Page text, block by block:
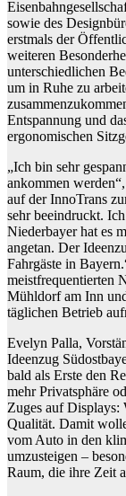
sowie des
erstmals der
weiteren
unterschiedlichen
um in Ruhe zu
Entspannung und
ergonomischen
„Ich bin sehr
ankommen
auf der InnoTrans
sehr beeindruckt.
Niederbayer hat es
angetan. Der
Fahrgäste in
meistfrequentierten
Mühldorf am Inn
täglichen Betrieb
Evelyn Palla,
Ideenzug
bald als Erste den
mehr Privatsphäre
Zuges auf
Qualität. Damit
vom Auto in den
umzusteigen –
Raum, die ihre Zeit